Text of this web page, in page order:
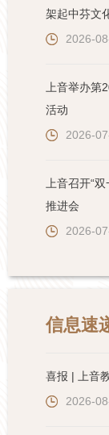
架起中芬文
2026-
上音举办第
活动
2026-
上音召开“
推进会
2026-
信息速
喜报 | 上音
2026-